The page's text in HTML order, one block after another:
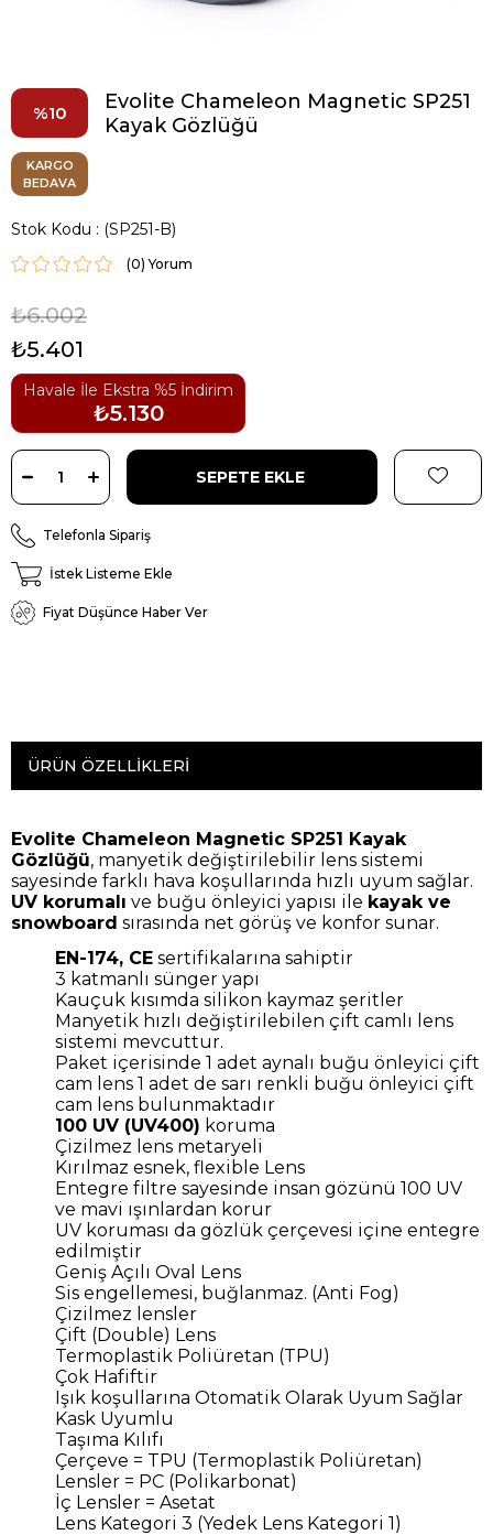
10
Evolite Chameleon Magnetic SP251
Kayak Gözlüğü
KARGO
BEDAVA
Stok Kodu (SP251-B)
(0)
₺6.002
₺5.401
Havale İle Ekstra %5 İndirim
₺5.130
Telefonla Sipariş
İstek Listeme Ekle
Fiyat Düşünce Haber Ver
ÜRÜN ÖZELLIKLERI
Evolite Chameleon Magnetic SP251 Kayak
Gözlüğü, manyetik değiştirilebilir lens sistemi
sayesinde farklı hava koşullarında hızlı uyum sağlar.
UV korumalı ve buğu önleyici yapısı ile kayak ve
snowboard sırasında net görüş ve konfor sunar.
EN-174, CE sertifikalarına sahiptir
3 katmanlı sünger yapı
Kauçuk kısımda silikon kaymaz şeritler
Manyetik hızlı değiştirilebilen çift camlı lens
sistemi mevcuttur.
Paket içerisinde 1 adet aynalı buğu önleyici çift
cam lens 1 adet de sarı renkli buğu önleyici çift
cam lens bulunmaktadır
100 UV (UV400) koruma
Çizilmez lens metaryeli
Kırılmaz esnek, flexible Lens
Entegre filtre sayesinde insan gözünü 100 UV
ve mavi ışınlardan korur
UV koruması da gözlük çerçevesi içine entegre
edilmiştir
Geniş Açılı Oval Lens
Sis engellemesi, buğlanmaz. (Anti Fog)
Çizilmez lensler
Çift (Double) Lens
Termoplastik Poliüretan (TPU)
Çok Hafiftir
Işık koşullarına Otomatik Olarak Uyum Sağlar
Kask Uyumlu
Taşıma Kılıfı
Çerçeve = TPU (Termoplastik Poliüretan)
Lensler = PC (Polikarbonat)
İç Lensler = Asetat
Lens Kategori 3 (Yedek Lens Kategori 1)